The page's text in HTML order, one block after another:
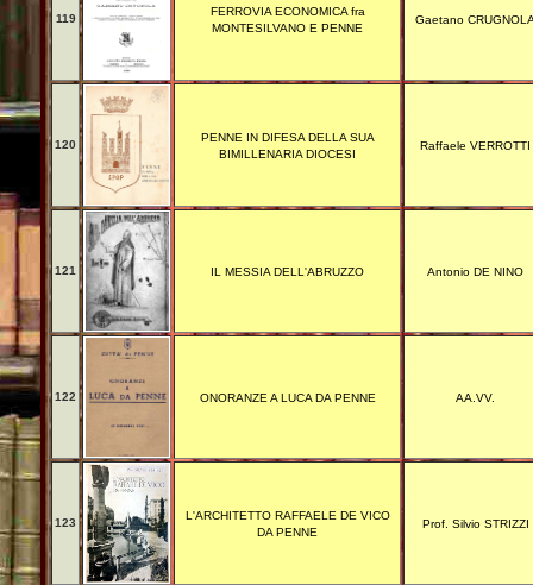
119
FERROVIA ECONOMICA fra
MONTESILVANO E PENNE
Gaetano
120
PENNE IN DIFESA DELLA SUA
BIMILLENARIA DIOCESI
Raffaele VERROTTI
121 IL MESSIA DELL'ABRUZZO Antonio DE NINO
122 ONORANZE A LUCA DA PENNE AA.VV.
123
L'ARCHITETTO RAFFAELE DE VICO
DA PENNE
Prof. Silvio STRIZZI